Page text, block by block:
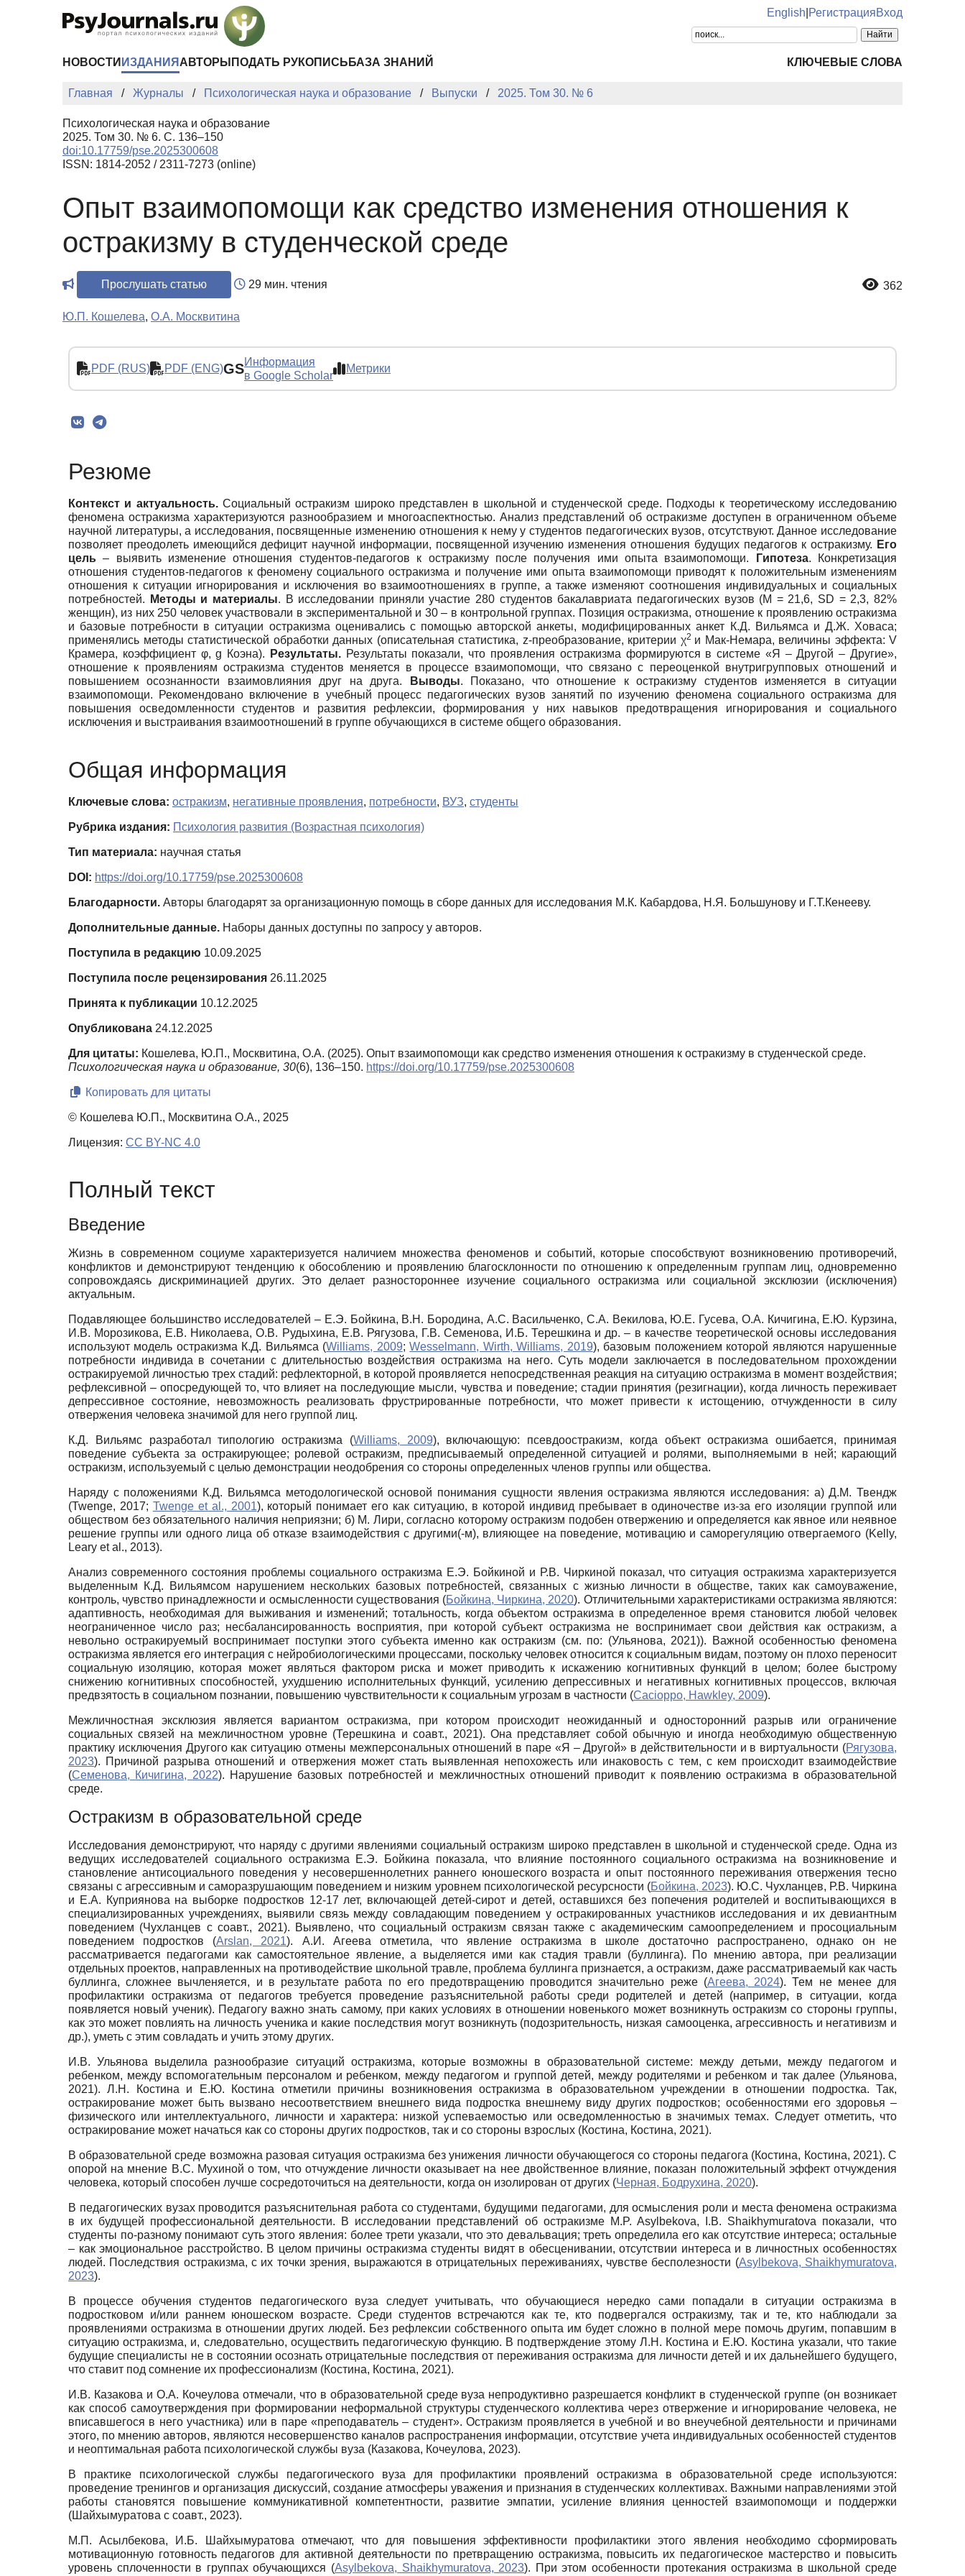
English РегистрацияВход
НОВОСТИ ИЗДАНИЯ АВТОРЫ ПОДАТЬ РУКОПИСЬ БАЗА ЗНАНИЙ КЛЮЧЕВЫЕ СЛОВА
Главная Журналы Психологическая наука и образование Выпуски 2025. Том 30. № 6
Психологическая наука и образование
2025. Том 30. № 6. С. 136–150
doi:10.17759/pse.2025300608
ISSN: 1814-2052 / 2311-7273 (online)
Опыт взаимопомощи как средство изменения отношения к
остракизму в студенческой среде
Прослушать статью 29 мин. чтения 362
Ю.П. Кошелева, О.А. Москвитина
PDF (RUS) PDF (ENG)GSИнформация
в Google Scholar
Метрики
Резюме
Контекст и актуальность. Социальный остракизм широко представлен в школьной и студенческой среде. Подходы к теоретическому исследованию
феномена остракизма характеризуются разнообразием и многоаспектностью. Анализ представлений об остракизме доступен в ограниченном объеме
научной литературы, а исследования, посвященные изменению отношения к нему у студентов педагогических вузов, отсутствуют. Данное исследование
позволяет преодолеть имеющийся дефицит научной информации, посвященной изучению изменения отношения будущих педагогов к остракизму. Его
цель – выявить изменение отношения студентов-педагогов к остракизму после получения ими опыта взаимопомощи. Гипотеза. Конкретизация
отношения студентов-педагогов к феномену социального остракизма и получение ими опыта взаимопомощи приводят к положительным изменениям
отношения к ситуации игнорирования и исключения во взаимоотношениях в группе, а также изменяют соотношения индивидуальных и социальных
потребностей.
Методы и материалы. В исследовании приняли участие 280 студентов бакалавриата педагогических вузов (M = 21,6, SD = 2,3, 82%
женщин), из них 250 человек участвовали в экспериментальной и 30 – в контрольной группах. Позиция остракизма, отношение к проявлению остракизма
и базовые потребности в ситуации остракизма оценивались с помощью авторской анкеты, модифицированных анкет К.Д. Вильямса и Д.Ж. Ховаса;
применялись методы статистической обработки данных (описательная статистика, z-преобразование, критерии χ2 и Мак-Немара, величины эффекта: V
Крамера, коэффициент φ, g Коэна).
Результаты. Результаты показали, что проявления остракизма формируются в системе «Я – Другой – Другие»,
отношение к проявлениям остракизма студентов меняется в процессе взаимопомощи, что связано с переоценкой внутригрупповых отношений и
повышением осознанности взаимовлияния друг на друга.
Выводы. Показано, что отношение к остракизму студентов изменяется в ситуации
взаимопомощи. Рекомендовано включение в учебный процесс педагогических вузов занятий по изучению феномена социального остракизма для
повышения осведомленности студентов и развития рефлексии, формирования у них навыков предотвращения игнорирования и социального
исключения и выстраивания взаимоотношений в группе обучающихся в системе общего образования.
Общая информация
Ключевые слова: остракизм, негативные проявления, потребности, ВУЗ, студенты
Рубрика издания: Психология развития (Возрастная психология)
Тип материала: научная статья
DOI: https://doi.org/10.17759/pse.2025300608
Благодарности. Авторы благодарят за организационную помощь в сборе данных для исследования М.К. Кабардова, Н.Я. Большунову и Г.Т.Кенееву.
Дополнительные данные. Наборы данных доступны по запросу у авторов.
Поступила в редакцию 10.09.2025
Поступила после рецензирования 26.11.2025
Принята к публикации 10.12.2025
Опубликована 24.12.2025
Для цитаты: Кошелева, Ю.П., Москвитина, О.А. (2025). Опыт взаимопомощи как средство изменения отношения к остракизму в студенческой среде.
Психологическая наука и образование, 30(6), 136–150. https://doi.org/10.17759/pse.2025300608
Копировать для цитаты
© Кошелева Ю.П., Москвитина О.А., 2025
Лицензия: CC BY-NC 4.0
Полный текст
Введение
Жизнь в современном социуме характеризуется наличием множества феноменов и событий, которые способствуют возникновению противоречий,
конфликтов и демонстрируют тенденцию к обособлению и проявлению благосклонности по отношению к определенным группам лиц, одновременно
сопровождаясь дискриминацией других. Это делает разностороннее изучение социального остракизма или социальной эксклюзии (исключения)
актуальным.
Подавляющее большинство исследователей – Е.Э. Бойкина, В.Н. Бородина, А.С. Васильченко, С.А. Векилова, Ю.Е. Гусева, О.А. Кичигина, Е.Ю. Курзина,
И.В. Морозикова, Е.В. Николаева, О.В. Рудыхина, Е.В. Рягузова, Г.В. Семенова, И.Б. Терешкина и др. – в качестве теоретической основы исследования
используют модель остракизма К.Д. Вильямса (Williams, 2009;Wesselmann, Wirth, Williams, 2019), базовым положением которой являются нарушенные
потребности индивида в сочетании с длительностью воздействия остракизма на него. Суть модели заключается в последовательном прохождении
остракируемой личностью трех стадий: рефлекторной, в которой проявляется непосредственная реакция на ситуацию остракизма в момент воздействия;
рефлексивной – опосредующей то, что влияет на последующие мысли, чувства и поведение; стадии принятия (резигнации), когда личность переживает
депрессивное состояние, невозможность реализовать фрустрированные потребности, что может привести к истощению, отчужденности в силу
отвержения человека значимой для него группой лиц.
К.Д. Вильямс разработал типологию остракизма (Williams, 2009), включающую: псевдоостракизм, когда объект остракизма ошибается, принимая
поведение субъекта за остракирующее; ролевой остракизм, предписываемый определенной ситуацией и ролями, выполняемыми в ней; карающий
остракизм, используемый с целью демонстрации неодобрения со стороны определенных членов группы или общества.
Наряду с положениями К.Д. Вильямса методологической основой понимания сущности явления остракизма являются исследования: а) Д.М. Твендж
(Twenge, 2017; Twenge et al., 2001), который понимает его как ситуацию, в которой индивид пребывает в одиночестве из-за его изоляции группой или
обществом без обязательного наличия неприязни; б) М. Лири, согласно которому остракизм подобен отвержению и определяется как явное или неявное
решение группы или одного лица об отказе взаимодействия с другими(-м), влияющее на поведение, мотивацию и саморегуляцию отвергаемого (Kelly,
Leary et al., 2013).
Анализ современного состояния проблемы социального остракизма Е.Э. Бойкиной и Р.В. Чиркиной показал, что ситуация остракизма характеризуется
выделенным К.Д. Вильямсом нарушением нескольких базовых потребностей, связанных с жизнью личности в обществе, таких как самоуважение,
контроль, чувство принадлежности и осмысленности существования (Бойкина, Чиркина, 2020). Отличительными характеристиками остракизма являются:
адаптивность, необходимая для выживания и изменений; тотальность, когда объектом остракизма в определенное время становится любой человек
неограниченное число раз; несбалансированность восприятия, при которой субъект остракизма не воспринимает свои действия как остракизм, а
невольно остракируемый воспринимает поступки этого субъекта именно как остракизм (см. по: (Ульянова, 2021)). Важной особенностью феномена
остракизма является его интеграция с нейробиологическими процессами, поскольку человек относится к социальным видам, поэтому он плохо переносит
социальную изоляцию, которая может являться фактором риска и может приводить к искажению когнитивных функций в целом; более быстрому
снижению когнитивных способностей, ухудшению исполнительных функций, усилению депрессивных и негативных когнитивных процессов, включая
предвзятость в социальном познании, повышению чувствительности к социальным угрозам в частности (Cacioppo, Hawkley, 2009).
Межличностная эксклюзия является вариантом остракизма, при котором происходит неожиданный и односторонний разрыв или ограничение
социальных связей на межличностном уровне (Терешкина и соавт., 2021). Она представляет собой обычную и иногда необходимую общественную
практику исключения Другого как ситуацию отмены межперсональных отношений в паре «Я – Другой» в действительности и в виртуальности (Рягузова,
2023). Причиной разрыва отношений и отвержения может стать выявленная непохожесть или инаковость с тем, с кем происходит взаимодействие
(Семенова, Кичигина, 2022). Нарушение базовых потребностей и межличностных отношений приводит к появлению остракизма в образовательной
среде.
Остракизм в образовательной среде
Исследования демонстрируют, что наряду с другими явлениями социальный остракизм широко представлен в школьной и студенческой среде. Одна из
ведущих исследователей социального остракизма Е.Э. Бойкина показала, что влияние постоянного социального остракизма на возникновение и
становление антисоциального поведения у несовершеннолетних раннего юношеского возраста и опыт постоянного переживания отвержения тесно
связаны с агрессивным и саморазрушающим поведением и низким уровнем психологической ресурсности (Бойкина, 2023). Ю.С. Чухланцев, Р.В. Чиркина
и Е.А. Куприянова на выборке подростков 12-17 лет, включающей детей-сирот и детей, оставшихся без попечения родителей и воспитывающихся в
специализированных учреждениях, выявили связь между совладающим поведением у остракированных участников исследования и их девиантным
поведением (Чухланцев с соавт., 2021). Выявлено, что социальный остракизм связан также с академическим самоопределением и просоциальным
поведением подростков (Arslan, 2021). А.И. Агеева отметила, что явление остракизма в школе достаточно распространено, однако он не
рассматривается педагогами как самостоятельное явление, а выделяется ими как стадия травли (буллинга). По мнению автора, при реализации
отдельных проектов, направленных на противодействие школьной травле, проблема буллинга признается, а остракизм, даже рассматриваемый как часть
буллинга, сложнее вычленяется, и в результате работа по его предотвращению проводится значительно реже (Агеева, 2024). Тем не менее для
профилактики остракизма от педагогов требуется проведение разъяснительной работы среди родителей и детей (например, в ситуации, когда
появляется новый ученик). Педагогу важно знать самому, при каких условиях в отношении новенького может возникнуть остракизм со стороны группы,
как это может повлиять на личность ученика и какие последствия могут возникнуть (подозрительность, низкая самооценка, агрессивность и негативизм и
др.), уметь с этим совладать и учить этому других.
И.В. Ульянова выделила разнообразие ситуаций остракизма, которые возможны в образовательной системе: между детьми, между педагогом и
ребенком, между вспомогательным персоналом и ребенком, между педагогом и группой детей, между родителями и ребенком и так далее (Ульянова,
2021). Л.Н. Костина и Е.Ю. Костина отметили причины возникновения остракизма в образовательном учреждении в отношении подростка. Так,
остракирование может быть вызвано несоответствием внешнего вида подростка внешнему виду других подростков; особенностями его здоровья –
физического или интеллектуального, личности и характера: низкой успеваемостью или осведомленностью в значимых темах. Следует отметить, что
остракирование может начаться как со стороны других подростков, так и со стороны взрослых (Костина, Костина, 2021).
В образовательной среде возможна разовая ситуация остракизма без унижения личности обучающегося со стороны педагога (Костина, Костина, 2021). С
опорой на мнение В.С. Мухиной о том, что отчуждение личности оказывает на нее двойственное влияние, показан положительный эффект отчуждения
человека, который способен лучше сосредоточиться на деятельности, когда он изолирован от других (Черная, Бодрухина, 2020).
В педагогических вузах проводится разъяснительная работа со студентами, будущими педагогами, для осмысления роли и места феномена остракизма
в их будущей профессиональной деятельности. В исследовании представлений об остракизме M.P. Asylbekova, I.B. Shaikhymuratova показали, что
студенты по-разному понимают суть этого явления: более трети указали, что это девальвация; треть определила его как отсутствие интереса; остальные
– как эмоциональное расстройство. В целом причины остракизма студенты видят в обесценивании, отсутствии интереса и в личностных особенностях
людей. Последствия остракизма, с их точки зрения, выражаются в отрицательных переживаниях, чувстве бесполезности (Asylbekova, Shaikhymuratova,
2023).
В процессе обучения студентов педагогического вуза следует учитывать, что обучающиеся нередко сами попадали в ситуации остракизма в
подростковом и/или раннем юношеском возрасте. Среди студентов встречаются как те, кто подвергался остракизму, так и те, кто наблюдали за
проявлениями остракизма в отношении других людей. Без рефлексии собственного опыта им будет сложно в полной мере помочь другим, попавшим в
ситуацию остракизма, и, следовательно, осуществить педагогическую функцию. В подтверждение этому Л.Н. Костина и Е.Ю. Костина указали, что такие
будущие специалисты не в состоянии осознать отрицательные последствия от переживания остракизма для личности детей и их дальнейшего будущего,
что ставит под сомнение их профессионализм (Костина, Костина, 2021).
И.В. Казакова и О.А. Кочеулова отмечали, что в образовательной среде вуза непродуктивно разрешается конфликт в студенческой группе (он возникает
как способ самоутверждения при формировании неформальной структуры студенческого коллектива через отвержение и игнорирование человека, не
вписавшегося в него участника) или в паре «преподаватель – студент». Остракизм проявляется в учебной и во внеучебной деятельности и причинами
этого, по мнению авторов, являются несовершенство каналов распространения информации, отсутствие учета индивидуальных особенностей студентов
и неоптимальная работа психологической службы вуза (Казакова, Кочеулова, 2023).
В практике психологической службы педагогического вуза для профилактики проявлений остракизма в образовательной среде используются:
проведение тренингов и организация дискуссий, создание атмосферы уважения и признания в студенческих коллективах. Важными направлениями этой
работы становятся повышение коммуникативной компетентности, развитие эмпатии, усиление влияния ценностей взаимопомощи и поддержки
(Шайхымуратова с соавт., 2023).
М.П. Асылбекова, И.Б. Шайхымуратова отмечают, что для повышения эффективности профилактики этого явления необходимо сформировать
мотивационную готовность педагогов для активной деятельности по претвращению остракизма, повысить их педагогическое мастерство и повысить
уровень сплоченности в группах обучающихся (Asylbekova, Shaikhymuratova, 2023). При этом особенности протекания остракизма в школьной среде